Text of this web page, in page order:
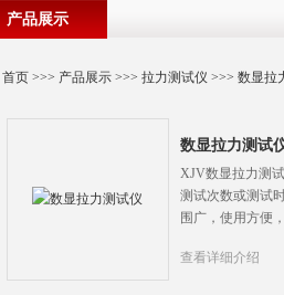
产品展示
首页 >>> 产品展示 >>>拉力测试仪 >>>数显拉
数显拉力测试
XJV数显拉力测
测试次数或测试
围广，使用方便
查看详细介绍